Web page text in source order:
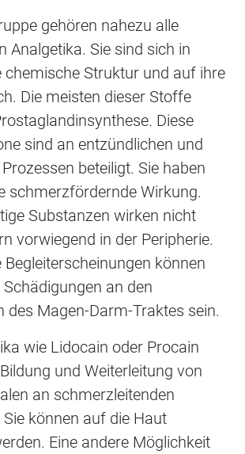
gehören nahezu alle
Analgetika. Sie sind sich in
chemische Struktur und auf ihre
Die meisten dieser Stoffe
Diese
sind an entzündlichen und
beteiligt. Sie haben
schmerzfördernde Wirkung.
Substanzen wirken nicht
vorwiegend in der Peripherie.
können
an den
des Magen-Darm-Traktes sein.
wie Lidocain oder Procain
und Weiterleitung von
an schmerzleitenden
können auf die Haut
Eine andere Möglichkeit